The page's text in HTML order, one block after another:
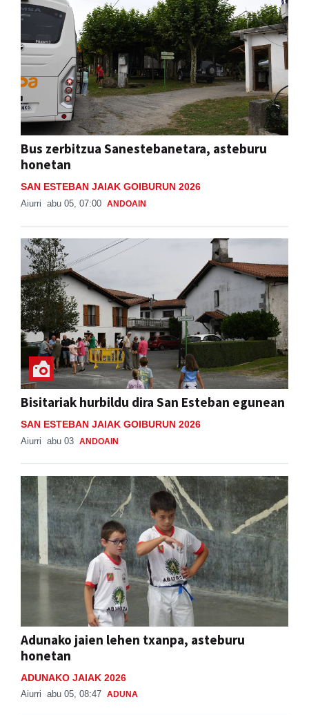
Bus zerbitzua Sanestebanetara, asteburu
honetan
SAN ESTEBAN JAIAK GOIBURUN 2026
Aiurri abu 05, 07:00 ANDOAIN
Bisitariak hurbildu dira San Esteban egunean
SAN ESTEBAN JAIAK GOIBURUN 2026
Aiurri abu 03 ANDOAIN
Adunako jaien lehen txanpa, asteburu
honetan
ADUNAKO JAIAK 2026
Aiurri abu 05, 08:47 ADUNA